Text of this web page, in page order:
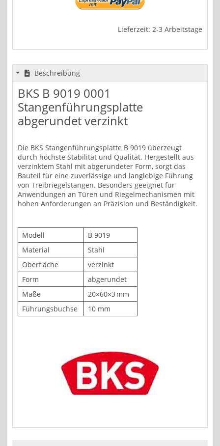
Lieferzeit: 2-3 Arbeitstage
Beschreibung
BKS B 9019 0001
Stangenführungsplatte
abgerundet verzinkt
Die BKS Stangenführungsplatte B 9019 überzeugt
durch höchste Stabilität und Qualität. Hergestellt aus
verzinktem Stahl mit abgerundeter Form, sorgt das
Bauteil für eine zuverlässige und langlebige Führung
von Treibriegelstangen. Besonders geeignet für
Anwendungen an Türen und Riegelmechanismen mit
hohen Anforderungen an Präzision und Beständigkeit.
Modell
B 9019
Material
Stahl
Oberfläche
verzinkt
Form
abgerundet
Maße
20×60×3 mm
Führungsbuchse
10 mm